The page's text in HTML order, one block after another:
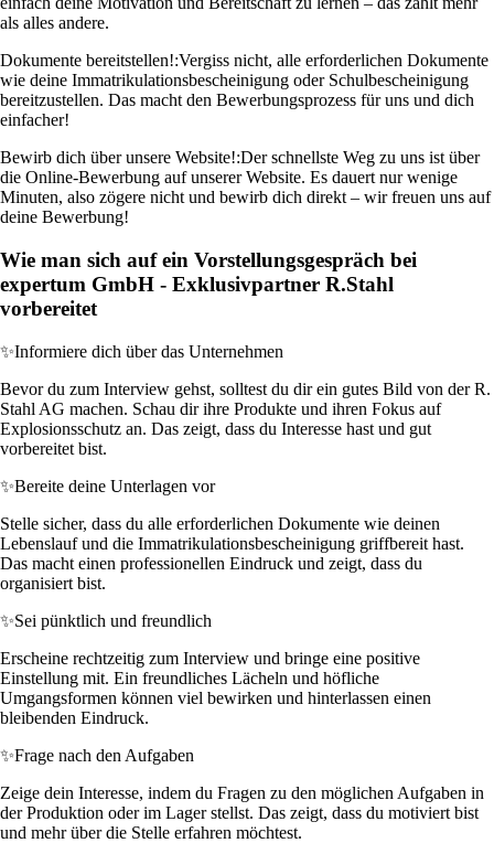
als alles andere.
Dokumente bereitstellen!:Vergiss nicht, alle erforderlichen Dokumente
wie deine Immatrikulationsbescheinigung oder Schulbescheinigung
bereitzustellen. Das macht den Bewerbungsprozess für uns und dich
einfacher!
Bewirb dich über unsere Website!:Der schnellste Weg zu uns ist über
die Online-Bewerbung auf unserer Website. Es dauert nur wenige
Minuten, also zögere nicht und bewirb dich direkt – wir freuen uns auf
deine Bewerbung!
Wie man sich auf ein Vorstellungsgespräch bei
expertum GmbH - Exklusivpartner R.Stahl
vorbereitet
✨Informiere dich über das Unternehmen
Bevor du zum Interview gehst, solltest du dir ein gutes Bild von der R.
Stahl AG machen. Schau dir ihre Produkte und ihren Fokus auf
Explosionsschutz an. Das zeigt, dass du Interesse hast und gut
vorbereitet bist.
✨Bereite deine Unterlagen vor
Stelle sicher, dass du alle erforderlichen Dokumente wie deinen
Lebenslauf und die Immatrikulationsbescheinigung griffbereit hast.
Das macht einen professionellen Eindruck und zeigt, dass du
organisiert bist.
✨Sei pünktlich und freundlich
Erscheine rechtzeitig zum Interview und bringe eine positive
Einstellung mit. Ein freundliches Lächeln und höfliche
Umgangsformen können viel bewirken und hinterlassen einen
bleibenden Eindruck.
✨Frage nach den Aufgaben
Zeige dein Interesse, indem du Fragen zu den möglichen Aufgaben in
der Produktion oder im Lager stellst. Das zeigt, dass du motiviert bist
und mehr über die Stelle erfahren möchtest.